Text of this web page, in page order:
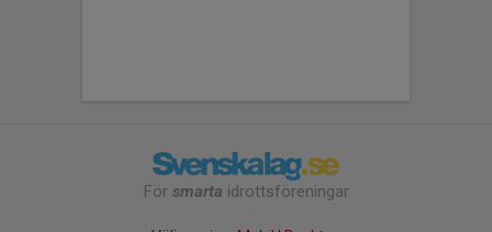
För smarta idrottsföreningar